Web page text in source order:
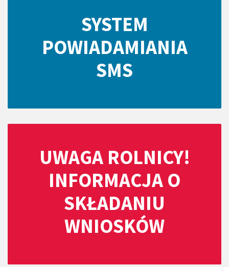
SYSTEM
POWIADAMIANIA
SMS
UWAGA ROLNICY!
INFORMACJA O
SKŁADANIU
WNIOSKÓW